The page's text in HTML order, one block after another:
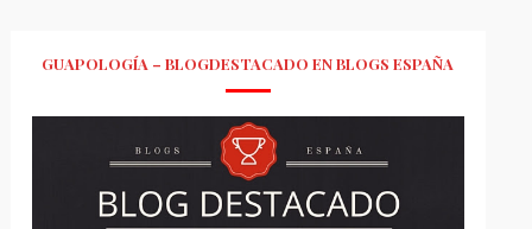
GUAPOLOGÍA – BLOGDESTACADO EN BLOGS ESPAÑA